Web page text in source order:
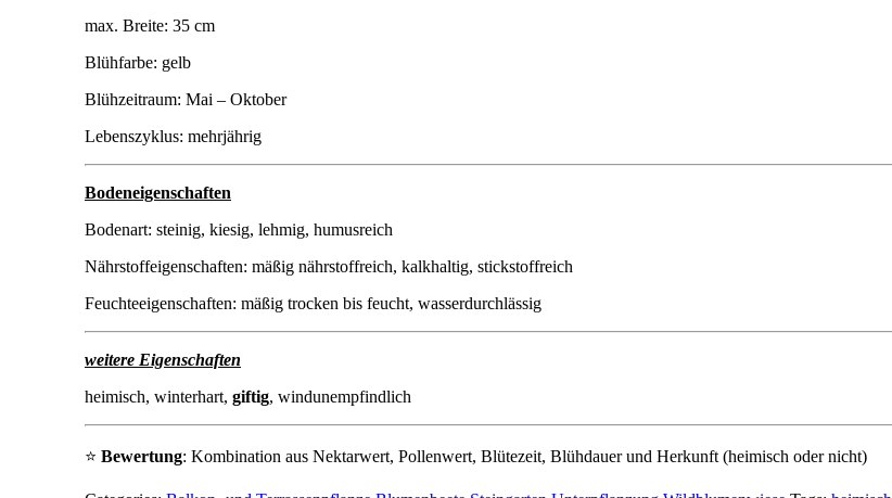
max. Breite: 35 cm
Blühfarbe: gelb
Blühzeitraum: Mai – Oktober
Lebenszyklus: mehrjährig
Bodeneigenschaften
Bodenart: steinig, kiesig, lehmig, humusreich
Nährstoffeigenschaften: mäßig nährstoffreich, kalkhaltig, stickstoffreich
Feuchteeigenschaften: mäßig trocken bis feucht, wasserdurchlässig
weitere Eigenschaften
heimisch, winterhart, giftig, windunempfindlich
⭐ Bewertung: Kombination aus Nektarwert, Pollenwert, Blütezeit, Blühdauer und Herkunft (heimisch oder nicht)